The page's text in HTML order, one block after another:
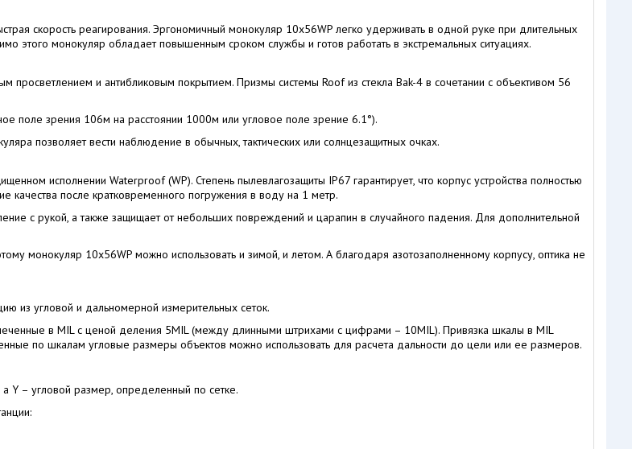
скорость реагирования. Эргономичный монокуляр 10х56WP легко удерживать в одной руке при длительных
этого монокуляр обладает повышенным сроком службы и готов работать в экстремальных ситуациях.
просветлением и антибликовым покрытием. Призмы системы Roof из стекла Bak-4 в сочетании с объективом 56
поле зрения 106м на расстоянии 1000м или угловое поле зрение 6.1°).
позволяет вести наблюдение в обычных, тактических или солнцезащитных очках.
исполнении Waterproof (WP). Степень пылевлагозащиты IP67 гарантирует, что корпус устройства полностью
качества после кратковременного погружения в воду на 1 метр.
с рукой, а также защищает от небольших повреждений и царапин в случайного падения. Для дополнительной
монокуляр 10х56WP можно использовать и зимой, и летом. А благодаря азотозаполненному корпусу, оптика не
из угловой и дальномерной измерительных сеток.
в MIL с ценой деления 5MIL (между длинными штрихами с цифрами – 10MIL). Привязка шкалы в MIL
по шкалам угловые размеры объектов можно использовать для расчета дальности до цели или ее размеров.
Y – угловой размер, определенный по сетке.